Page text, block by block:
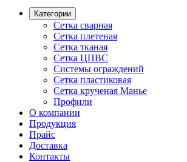
Категории
Сетка сварная
Сетка плетеная
Сетка тканая
Сетка ЦПВС
Системы ограждений
Сетка пластиковая
Сетка крученая Манье
Профили
О компании
Продукция
Прайс
Доставка
Контакты